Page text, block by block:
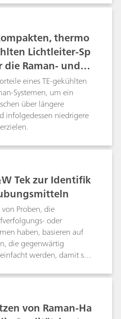
Informationen auch
höhere
als bei der üblichen
Mikroskops allein
thermo
Lichtleiter-Sp
Raman- und Fl
eines TE-gekühlten
Systemen, um ein
über längere
infolgedessen niedrigere
Tek zur Identifik
Proben, die
oder
haben, basieren auf
die gegenwärtig
werden, damit sie
Spektrometern
bei der Verhaftung
durchführen und so
kriminaltechnische
von Raman-Ha